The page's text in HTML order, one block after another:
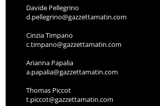
Davide Pellegrino
d.pellegrino@gazzettamatin.com
Cinzia Timpano
c.timpano@gazzettamatin.com
Arianna Papalia
a.papalia@gazzettamatin.com
Thomas Piccot
t.piccot@gazzettamatin.com